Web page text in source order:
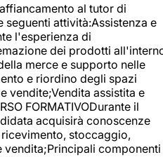
al tutor di
attività:Assistenza e
l'esperienza di
dei prodotti
merce e supporto nelle
e riordino degli spazi
vendite;Vendita assistita e
FORMATIVODurante il
acquisirà conoscenze
stoccaggio,
vendita;Principali componenti